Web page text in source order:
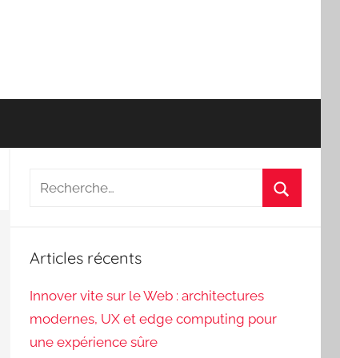
Recherche
Articles récents
Innover vite sur le Web : architectures
modernes, UX et edge computing pour
une expérience sûre